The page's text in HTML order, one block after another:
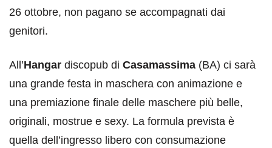
26 ottobre, non pagano se accompagnati dai
genitori.
All’Hangar discopub di Casamassima (BA) ci sarà
una grande festa in maschera con animazione e
una premiazione finale delle maschere più belle,
originali, mostrue e sexy. La formula prevista è
quella dell’ingresso libero con consumazione